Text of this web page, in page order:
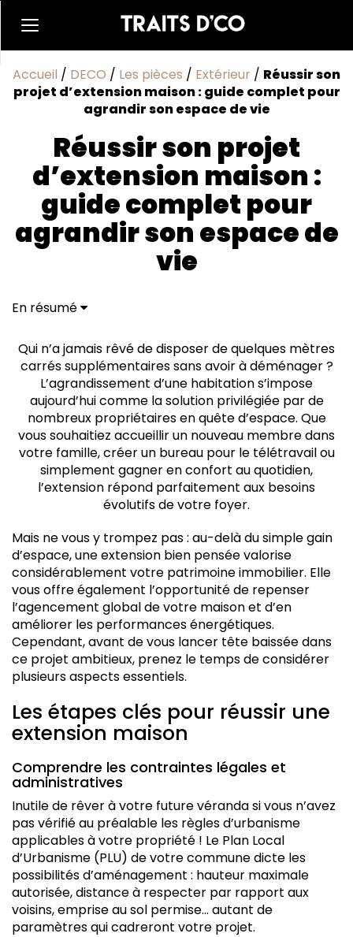
Accueil / DECO / Les pièces / Extérieur / Réussir son
projet d’extension maison : guide complet pour
agrandir son espace de vie
Réussir son projet
d’extension maison :
guide complet pour
agrandir son espace de
vie
En résumé
Les matériaux et techniques de construction pour
une extension maison durable
Optimiser l'aménagement et le design de son
extension
Les erreurs à éviter lors d'un projet d'extension
maison
Conclusion
Qui n’a jamais rêvé de disposer de quelques mètres
carrés supplémentaires sans avoir à déménager ?
L’agrandissement d’une habitation s’impose
aujourd’hui comme la solution privilégiée par de
nombreux propriétaires en quête d’espace. Que
vous souhaitiez accueillir un nouveau membre dans
votre famille, créer un bureau pour le télétravail ou
simplement gagner en confort au quotidien,
l’extension répond parfaitement aux besoins
évolutifs de votre foyer.
Mais ne vous y trompez pas : au-delà du simple gain
d’espace, une extension bien pensée valorise
considérablement votre patrimoine immobilier. Elle
vous offre également l’opportunité de repenser
l’agencement global de votre maison et d’en
améliorer les performances énergétiques.
Cependant, avant de vous lancer tête baissée dans
ce projet ambitieux, prenez le temps de considérer
plusieurs aspects essentiels.
Les étapes clés pour réussir une
extension maison
Comprendre les contraintes légales et
administratives
Inutile de rêver à votre future véranda si vous n’avez
pas vérifié au préalable les règles d’urbanisme
applicables à votre propriété ! Le Plan Local
d’Urbanisme (PLU) de votre commune dicte les
possibilités d’aménagement : hauteur maximale
autorisée, distance à respecter par rapport aux
voisins, emprise au sol permise… autant de
paramètres qui cadreront votre projet.